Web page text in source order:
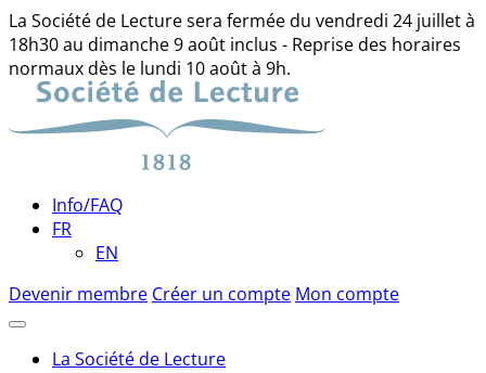
La Société de Lecture sera fermée du vendredi 24 juillet à
18h30 au dimanche 9 août inclus - Reprise des horaires
normaux dès le lundi 10 août à 9h.
Skip
content
Info/FAQ
FR
EN
Devenir membre Créer un compte Mon compte
La Société de Lecture